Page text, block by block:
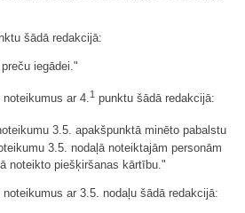
šādā redakcijā:
iegādei."
ar 4.1 punktu šādā redakcijā:
3.5. apakšpunktā minēto pabalstu
3.5. nodaļā noteiktajām personām
noteikto piešķiršanas kārtību."
ar 3.5. nodaļu šādā redakcijā: